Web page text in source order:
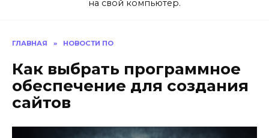
на свой компьютер.
ГЛАВНАЯ » НОВОСТИ ПО
Как выбрать программное
обеспечение для создания
сайтов